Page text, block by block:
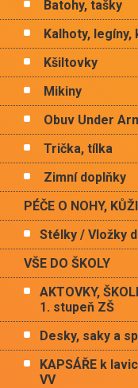
Batohy, tašky
Kalhoty, legíny,
Kšiltovky
Mikiny
Obuv Under
Trička, tílka
Zimní doplňky
PÉČE O NOHY,
Stélky / Vložky
VŠE DO ŠKOLY
AKTOVKY,
1. stupeň ZŠ
Desky, saky a
KAPSÁŘE k
VV